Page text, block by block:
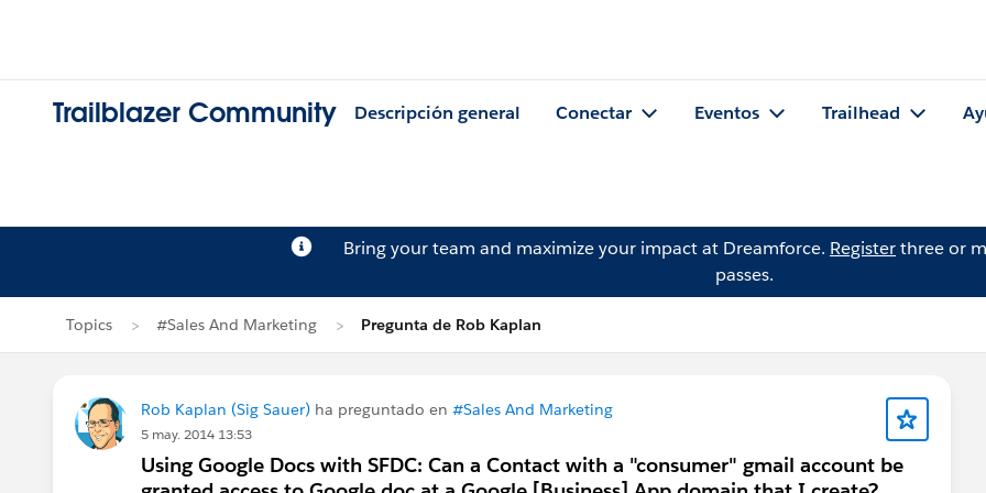
Trailblazer Community Descripción general Conectar Eventos Trailhead
Bring your team and maximize your impact at Dreamforce. Registerthree or
passes.
Topics #Sales And Marketing Pregunta de Rob Kaplan
Rob Kaplan (Sig Sauer) ha preguntado en #Sales And Marketing
5 may. 2014 13:53
Using Google Docs with SFDC: Can a Contact with a "consumer" gmail account be